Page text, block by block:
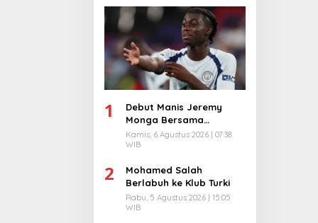
1
Debut Manis Jeremy
Monga Bersama
Manchester City
Kamis, 6 Agustus 2026 | 07:38
WIB
2
Mohamed Salah
Berlabuh ke Klub Turki
Rabu, 5 Agustus 2026 | 15:05
WIB